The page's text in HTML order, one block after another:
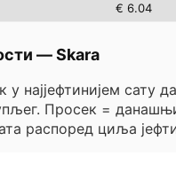
€ 6.04
—Skara
најјефтинијем сату
Просек =
распоред циља